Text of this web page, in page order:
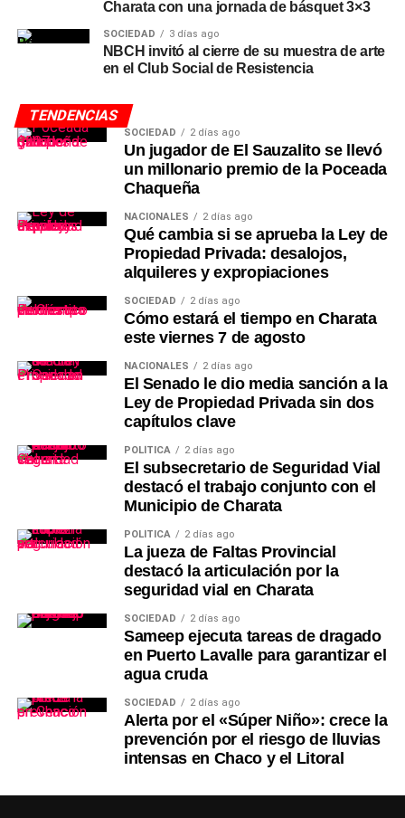
Charata con una jornada de básquet 3×3
SOCIEDAD 3 días ago
NBCH invitó al cierre de su muestra de arte
en el Club Social de Resistencia
TENDENCIAS
SOCIEDAD 2 días ago
Un jugador de El Sauzalito se llevó
un millonario premio de la Poceada
Chaqueña
NACIONALES 2 días ago
Qué cambia si se aprueba la Ley de
Propiedad Privada: desalojos,
alquileres y expropiaciones
SOCIEDAD 2 días ago
Cómo estará el tiempo en Charata
este viernes 7 de agosto
NACIONALES 2 días ago
El Senado le dio media sanción a la
Ley de Propiedad Privada sin dos
capítulos clave
POLÍTICA 2 días ago
El subsecretario de Seguridad Vial
destacó el trabajo conjunto con el
Municipio de Charata
POLÍTICA 2 días ago
La jueza de Faltas Provincial
destacó la articulación por la
seguridad vial en Charata
SOCIEDAD 2 días ago
Sameep ejecuta tareas de dragado
en Puerto Lavalle para garantizar el
agua cruda
SOCIEDAD 2 días ago
Alerta por el «Súper Niño»: crece la
prevención por el riesgo de lluvias
intensas en Chaco y el Litoral